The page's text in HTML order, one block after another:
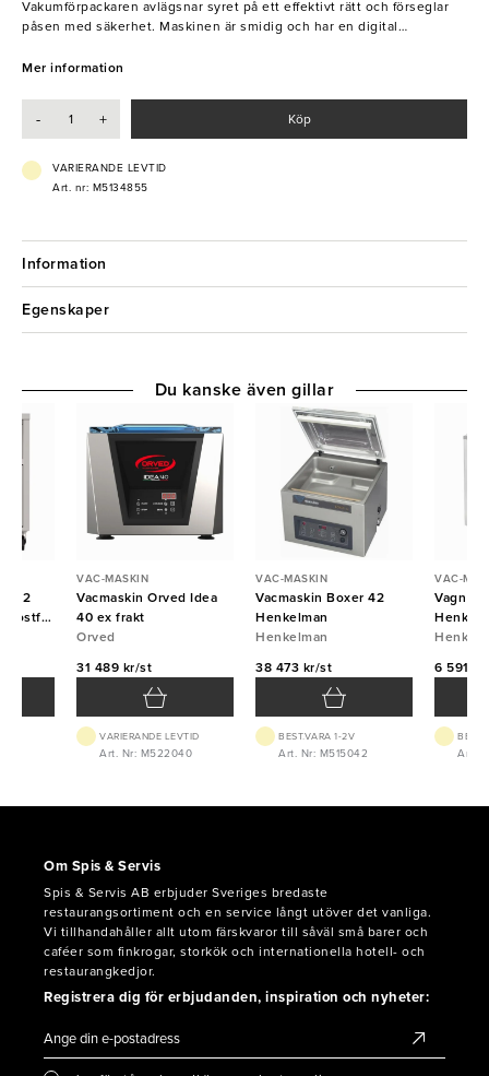
Vakumförpackaren avlägsnar syret på ett effektivt rätt och förseglar
påsen med säkerhet. Maskinen är smidig och har en digital
brett sortiment av högkvalitativa vac-maskinger för livsmedelsindustri
Mer information
- + Köp
VARIERANDE LEVTID
Art. nr: M5134855
Information
Egenskaper
2
rostfri
VAC-MASKIN
Vacmaskin Orved Idea
40 ex frakt
Orved
31 489 kr/st
VARIERANDE LEVTID
Art. Nr: M522040
VAC-MASKIN
Vacmaskin Boxer 42
Henkelman
Henkelman
38 473 kr/st
BEST.VARA 1-2V
Art. Nr: M515042
VAC-
Vagn till
6 591
Art.
Du kanske även gillar
Om Spis & Servis
Spis & Servis AB erbjuder Sveriges bredaste
restaurangsortiment och en service långt utöver det vanliga.
Vi tillhandahåller allt utom färskvaror till såväl små barer och
caféer som finkrogar, storkök och internationella hotell- och
restaurangkedjor.
Registrera dig för erbjudanden, inspiration och nyheter: